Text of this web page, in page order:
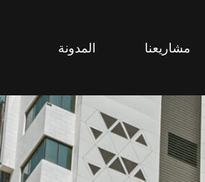
مشاريعنا المدونة